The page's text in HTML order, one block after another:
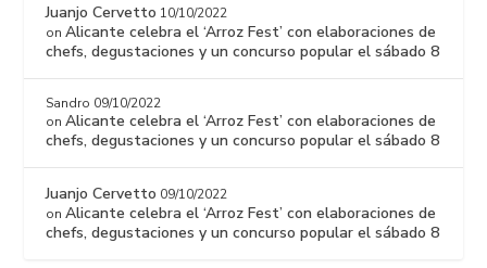
Juanjo Cervetto 10/10/2022
onAlicante celebra el ‘Arroz Fest’ con elaboraciones de
chefs, degustaciones y un concurso popular el sábado 8
Sandro 09/10/2022
onAlicante celebra el ‘Arroz Fest’ con elaboraciones de
chefs, degustaciones y un concurso popular el sábado 8
Juanjo Cervetto 09/10/2022
onAlicante celebra el ‘Arroz Fest’ con elaboraciones de
chefs, degustaciones y un concurso popular el sábado 8